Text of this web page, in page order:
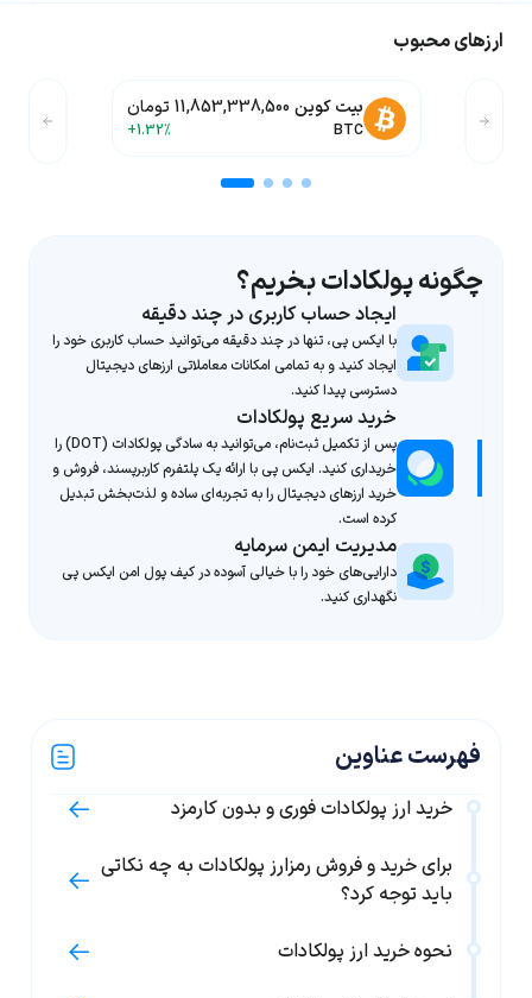
ارزهای محبوب
بیت کوین
BTC
11,853,338,500 تومان
+1.32%
چگونه پولکادات بخریم؟
ایجاد حساب کاربری در چند دقیقه
با ایکس پی، تنها در چند دقیقه می‌توانید حساب کاربری خود را
ایجاد کنید و به تمامی امکانات معاملاتی ارزهای دیجیتال
دسترسی پیدا کنید.
خرید سریع پولکادات
پس از تکمیل ثبت‌نام، می‌توانید به سادگی پولکادات (DOT) را
خریداری کنید. ایکس پی با ارائه یک پلتفرم کاربرپسند، فروش و
خرید ارزهای دیجیتال را به تجربه‌ای ساده و لذت‌بخش تبدیل
کرده است.
مدیریت ایمن سرمایه
دارایی‌های خود را با خیالی آسوده در کیف پول امن ایکس پی
نگهداری کنید.
فهرست عناوین
خرید ارز پولکادات فوری و بدون کارمزد
برای خرید و فروش رمزارز پولکادات به چه نکاتی
باید توجه کرد؟
نحوه خرید ارز پولکادات